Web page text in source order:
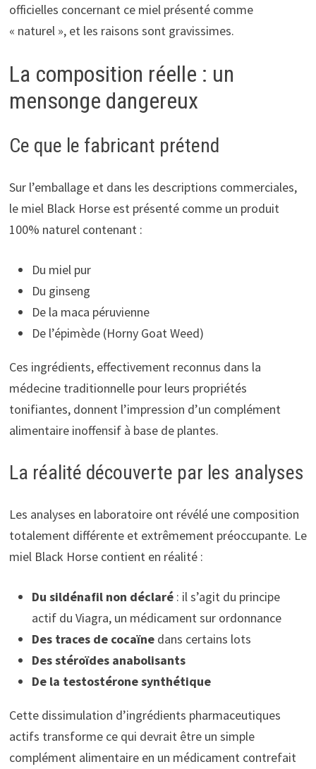
officielles concernant ce miel présenté comme
« naturel », et les raisons sont gravissimes.
La composition réelle : un
mensonge dangereux
Ce que le fabricant prétend
Sur l’emballage et dans les descriptions commerciales,
le miel Black Horse est présenté comme un produit
100% naturel contenant :
Du miel pur
Du ginseng
De la maca péruvienne
De l’épimède (Horny Goat Weed)
Ces ingrédients, effectivement reconnus dans la
médecine traditionnelle pour leurs propriétés
tonifiantes, donnent l’impression d’un complément
alimentaire inoffensif à base de plantes.
La réalité découverte par les analyses
Les analyses en laboratoire ont révélé une composition
totalement différente et extrêmement préoccupante. Le
miel Black Horse contient en réalité :
Du sildénafil non déclaré: il s’agit du principe
actif du Viagra, un médicament sur ordonnance
Des traces de cocaïnedans certains lots
Des stéroïdes anabolisants
De la testostérone synthétique
Cette dissimulation d’ingrédients pharmaceutiques
actifs transforme ce qui devrait être un simple
complément alimentaire en un médicament contrefait